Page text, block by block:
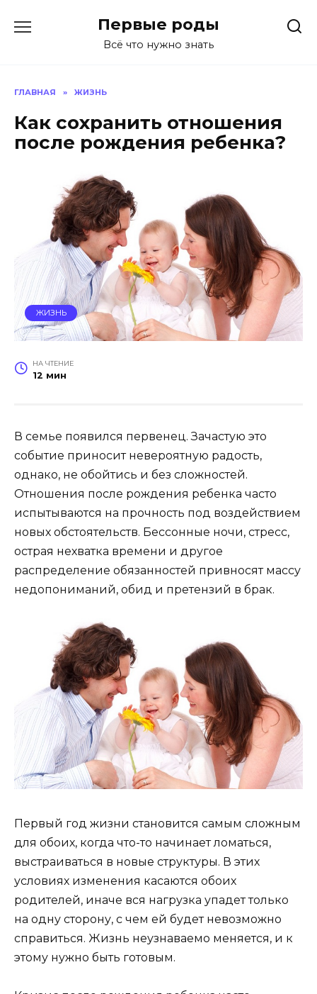
Первые роды
Всё что нужно знать
ГЛАВНАЯ » ЖИЗНЬ
Как сохранить отношения
после рождения ребенка?
ЖИЗНЬ
НА ЧТЕНИЕ
12 мин
В семье появился первенец. Зачастую это
событие приносит невероятную радость,
однако, не обойтись и без сложностей.
Отношения после рождения ребенка часто
испытываются на прочность под воздействием
новых обстоятельств. Бессонные ночи, стресс,
острая нехватка времени и другое
распределение обязанностей привносят массу
недопониманий, обид и претензий в брак.
Первый год жизни становится самым сложным
для обоих, когда что-то начинает ломаться,
выстраиваться в новые структуры. В этих
условиях изменения касаются обоих
родителей, иначе вся нагрузка упадет только
на одну сторону, с чем ей будет невозможно
справиться. Жизнь неузнаваемо меняется, и к
этому нужно быть готовым.